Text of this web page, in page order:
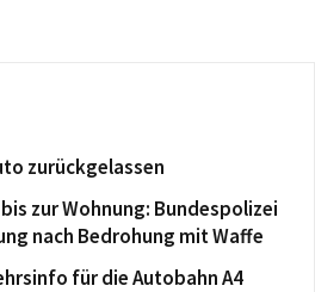
zurückgelassen
zur Wohnung: Bundespolizei
nach Bedrohung mit Waffe
für die Autobahn A4